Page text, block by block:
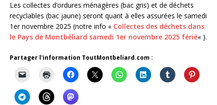
Les collectes d’ordures ménagères (bac gris) et de déchets
recyclables (bac jaune) seront quant à elles assurées le samedi
1er novembre 2025 (notre info « Collectes des déchets dans
le Pays de Montbéliard samedi 1er novembre 2025 férié« ).
Partager l'information ToutMontbeliard.com :